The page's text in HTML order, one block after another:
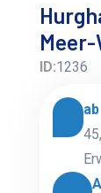
ID:1236
ab